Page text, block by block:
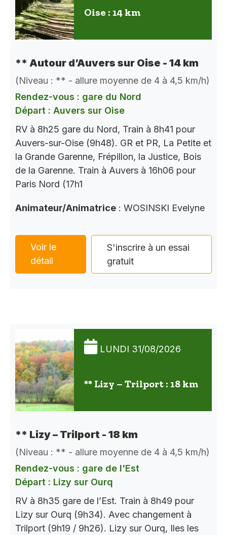
Oise : 14 km
** Autour d’Auvers sur Oise - 14 km
(Niveau : ** - allure moyenne de 4 à 4,5 km/h)
Rendez-vous : gare du Nord
Départ : Auvers sur Oise
RV à 8h25 gare du Nord, Train à 8h41 pour
Auvers-sur-Oise (9h48). GR et PR, La Petite et
la Grande Garenne, Frépillon, la Justice, Bois
de la Garenne. Train à Auvers à 16h06 pour
Paris Nord (17h1
Animateur/Animatrice : WOSINSKI Evelyne
Voir le
détail
S'inscrire à un essai
gratuit
LUNDI 31/08/2026
** Lizy – Trilport : 18 km
** Lizy – Trilport - 18 km
(Niveau : ** - allure moyenne de 4 à 4,5 km/h)
Rendez-vous : gare de l'Est
Départ : Lizy sur Ourq
RV à 8h35 gare de l’Est. Train à 8h49 pour
Lizy sur Ourq (9h34). Avec changement à
Trilport (9h19 / 9h26). Lizy sur Ourq, Iles les